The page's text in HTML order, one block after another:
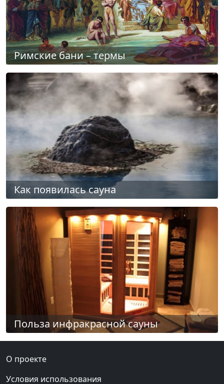
Римские бани – термы
Как появилась сауна
Польза инфракрасной сауны
О проекте
Условия использования